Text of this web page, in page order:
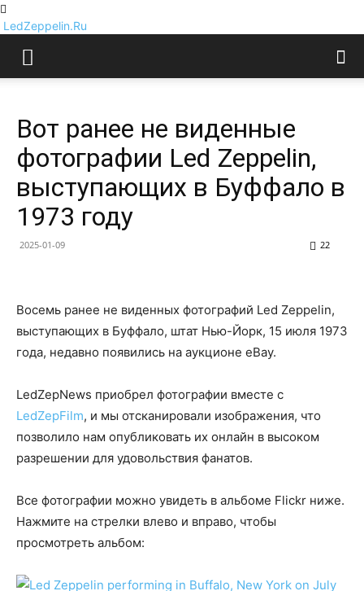
LedZeppelin.Ru
Вот ранее не виденные
фотографии Led Zeppelin,
выступающих в Буффало в
1973 году
2025-01-09 22
Восемь ранее не виденных фотографий Led Zeppelin,
выступающих в Буффало, штат Нью-Йорк, 15 июля 1973
года, недавно появились на аукционе eBay.
LedZepNews приобрел фотографии вместе с
LedZepFilm, и мы отсканировали изображения, что
позволило нам опубликовать их онлайн в высоком
разрешении для удовольствия фанатов.
Все фотографии можно увидеть в альбоме Flickr ниже.
Нажмите на стрелки влево и вправо, чтобы
просмотреть альбом: